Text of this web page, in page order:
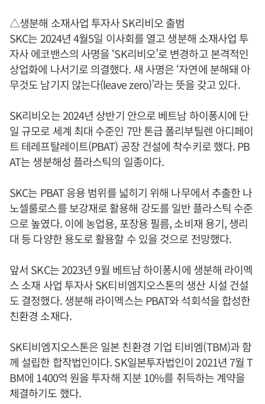
△생분해 소재사업 투자사 SK리비오 출범
SKC는 2024년 4월5일 이사회를 열고 생분해 소재사업 투
자사 에코밴스의 사명을 ‘SK리비오’로 변경하고 본격적인
상업화에 나서기로 의결했다. 새 사명은 ‘자연에 분해돼 아
무것도 남기지 않는다(leave zero)’라는 뜻을 갖고 있다.
SK리비오는 2024년 상반기 안으로 베트남 하이퐁시에 단
일 규모로 세계 최대 수준인 7만 톤급 폴리부틸렌 아디페이
트 테레프탈레이트(PBAT) 공장 건설에 착수키로 했다. PB
AT는 생분해성 플라스틱의 일종이다.
SKC는 PBAT 응용 범위를 넓히기 위해 나무에서 추출한 나
노셀룰로스를 보강재로 활용해 강도를 일반 플라스틱 수준
으로 높였다. 이에 농업용, 포장용 필름, 소비재 용기, 생리
대 등 다양한 용도로 활용할 수 있을 것으로 전망했다.
앞서 SKC는 2023년 9월 베트남 하이퐁시에 생분해 라이멕
스 소재 사업 투자사 SK티비엠지오스톤의 생산 시설 건설
도 결정했다. 생분해 라이멕스는 PBAT와 석회석을 합성한
친환경 소재다.
SK티비엠지오스톤은 일본 친환경 기업 티비엠(TBM)과 함
께 설립한 합작법인이다. SK일본투자법인이 2021년 7월 T
BM에 1400억 원을 투자해 지분 10%를 취득하는 계약을
체결하기도 했다.